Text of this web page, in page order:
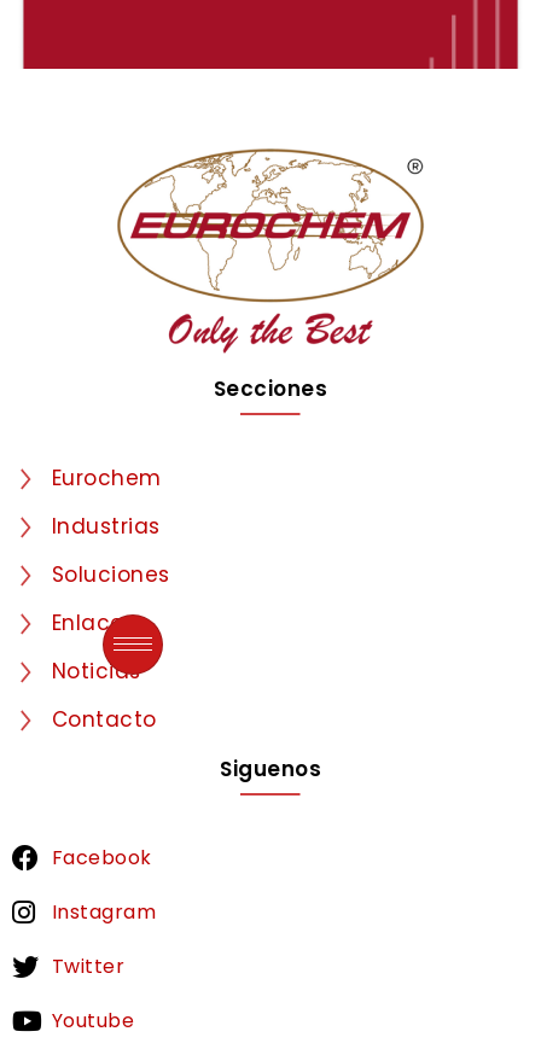
Secciones
Eurochem
Industrias
Soluciones
Enlaces
Noticias
Contacto
Siguenos
Facebook
Instagram
Twitter
Youtube